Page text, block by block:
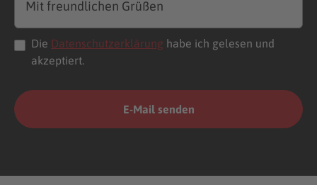
Die Datenschutzerklärung habe ich gelesen und
akzeptiert.